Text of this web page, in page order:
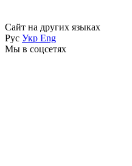
Сайт на других языках
Рус Укр Eng
Мы в соцсетях